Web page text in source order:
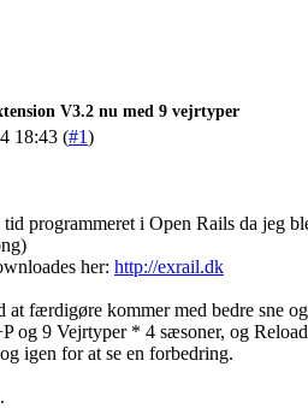
V3.2 nu med 9 vejrtyper
18:43 (#1)
tid programmeret i Open Rails da jeg
her: http://exrail.dk
at færdigøre kommer med bedre sne
og 9 Vejrtyper * 4 sæsoner, og
igen for at se en forbedring.